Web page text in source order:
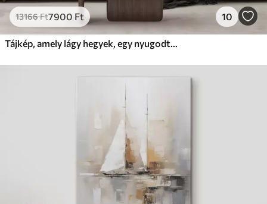
13166Ft7900 Ft 10
Tájkép, amely lágy hegyek, egy nyugodt tó tükrözi a tájat és a narancssárga lombozatú fákat